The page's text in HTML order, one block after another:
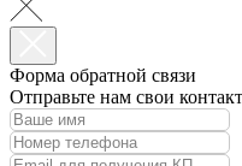
Форма обратной связи
Отправьте нам свои